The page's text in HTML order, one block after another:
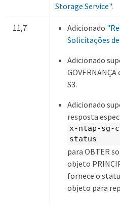
Storage Service".
11,7 Adicionado
Solicitações
Adicionado
S3.
Adicionado
resposta
x-ntap-sg-
status
para OBTER
objeto
fornece o
objeto para